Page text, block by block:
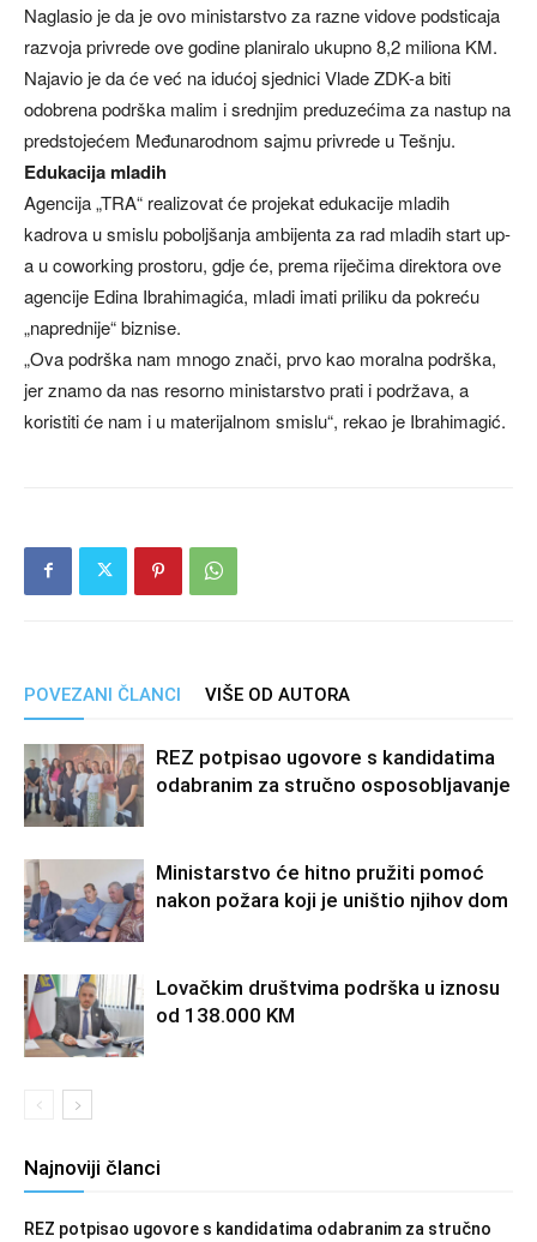
Naglasio je da je ovo ministarstvo za razne vidove podsticaja
razvoja privrede ove godine planiralo ukupno 8,2 miliona KM.
Najavio je da će već na idućoj sjednici Vlade ZDK-a biti
odobrena podrška malim i srednjim preduzećima za nastup na
predstojećem Međunarodnom sajmu privrede u Tešnju.
Edukacija mladih
Agencija „TRA“ realizovat će projekat edukacije mladih
kadrova u smislu poboljšanja ambijenta za rad mladih start up-
a u coworking prostoru, gdje će, prema riječima direktora ove
agencije Edina Ibrahimagića, mladi imati priliku da pokreću
„naprednije“ biznise.
„Ova podrška nam mnogo znači, prvo kao moralna podrška,
jer znamo da nas resorno ministarstvo prati i podržava, a
koristiti će nam i u materijalnom smislu“, rekao je Ibrahimagić.
POVEZANI ČLANCI VIŠE OD AUTORA
REZ potpisao ugovore s kandidatima
odabranim za stručno osposobljavanje
Ministarstvo će hitno pružiti pomoć
nakon požara koji je uništio njihov dom
Lovačkim društvima podrška u iznosu
od 138.000 KM
Najnoviji članci
REZ potpisao ugovore s kandidatima odabranim za stručno